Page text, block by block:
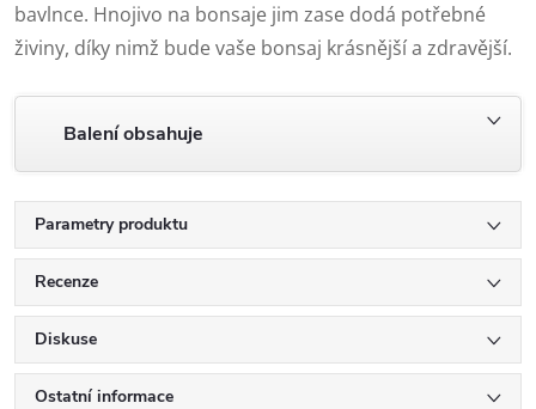
bavlnce. Hnojivo na bonsaje jim zase dodá potřebné
živiny, díky nimž bude vaše bonsaj krásnější a zdravější.
Balení obsahuje
Parametry produktu
Recenze
Diskuse
Ostatní informace